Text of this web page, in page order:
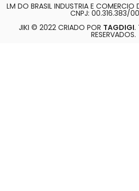
LM DO BRASIL INDUSTRIA E
CNPJ: 00.316.383/
JIKI © 2022 CRIADO POR TAGDIGI.
RESERVADOS.